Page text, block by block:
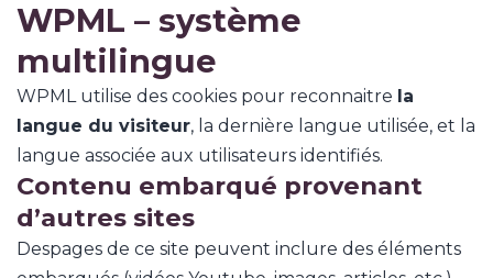
WPML – système
multilingue
WPML utilise des cookies pour reconnaitre la
langue du visiteur, la dernière langue utilisée, et la
langue associée aux utilisateurs identifiés.
Contenu embarqué provenant
d’autres sites
Despages de ce site peuvent inclure des éléments